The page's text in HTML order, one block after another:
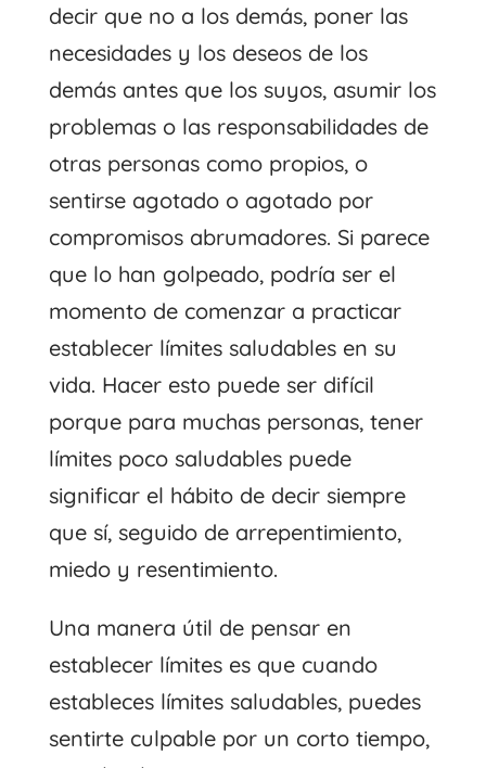
decir que no a los demás, poner las
necesidades y los deseos de los
demás antes que los suyos, asumir los
problemas o las responsabilidades de
otras personas como propios, o
sentirse agotado o agotado por
compromisos abrumadores. Si parece
que lo han golpeado, podría ser el
momento de comenzar a practicar
establecer límites saludables en su
vida. Hacer esto puede ser difícil
porque para muchas personas, tener
límites poco saludables puede
significar el hábito de decir siempre
que sí, seguido de arrepentimiento,
miedo y resentimiento.
Una manera útil de pensar en
establecer límites es que cuando
estableces límites saludables, puedes
sentirte culpable por un corto tiempo,